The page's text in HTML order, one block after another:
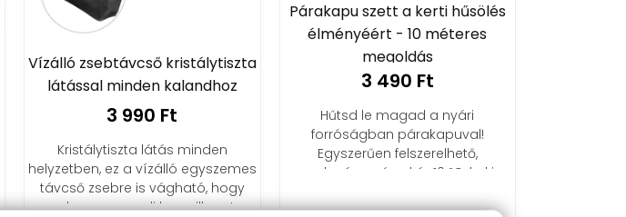
Vízálló zsebtávcső kristálytiszta
látással minden kalandhoz
3 990 Ft
Kristálytiszta látás minden
helyzetben, ez a vízálló egyszemes
távcső zsebre is vágható, hogy
soha ne maradj le a pillanat
Párakapu szett a kerti hűsölés
élményéért - 10 méteres
megoldás
3 490 Ft
Hűtsd le magad a nyári
forróságban párakapuval!
Egyszerűen felszerelhető,
gazdaságos és akár 10 ºC-kal is